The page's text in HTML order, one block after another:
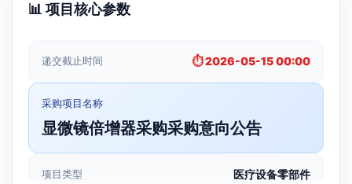
📊 项目核心参数
递交截止时间 ⏱️ 2026-05-15 00:00
采购项目名称
显微镜倍增器采购采购意向公告
项目类型 医疗设备零部件